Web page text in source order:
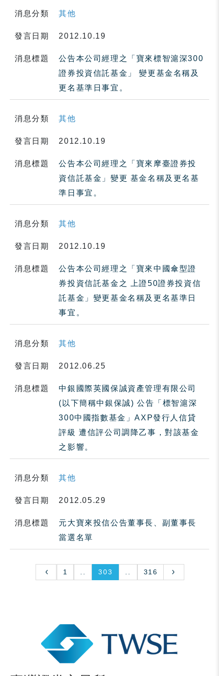
消息分類 其他
發言日期 2012.10.19
消息標題
公告本公司經理之「寶來標智滬深300
證券投資信託基金」 變更基金名稱及
更名基準日事宜。
消息分類 其他
發言日期 2012.10.19
消息標題
公告本公司經理之「寶來摩臺證券投
資信託基金」變更 基金名稱及更名基
準日事宜。
消息分類 其他
發言日期 2012.10.19
消息標題
公告本公司經理之「寶來中國傘型證
券投資信託基金之 上證50證券投資信
託基金」變更基金名稱及更名基準日
事宜。
消息分類 其他
發言日期 2012.06.25
消息標題
中銀國際英國保誠資產管理有限公司
(以下簡稱中銀保誠) 公告「標智滬深
300中國指數基金」AXP發行人信貸
評級 遭信評公司調降乙事，對該基金
之影響。
消息分類 其他
發言日期 2012.05.29
消息標題
元大寶來投信公告董事長、副董事長
當選名單
1 303 316